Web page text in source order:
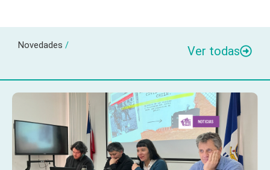
Novedades / Ver todas